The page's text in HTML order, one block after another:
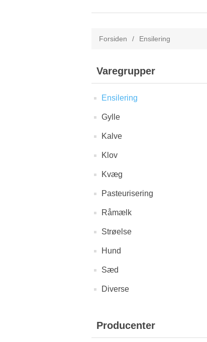
Forsiden / Ensilering
Varegrupper
Ensilering
Gylle
Kalve
Klov
Kvæg
Pasteurisering
Råmælk
Strøelse
Hund
Sæd
Diverse
Producenter